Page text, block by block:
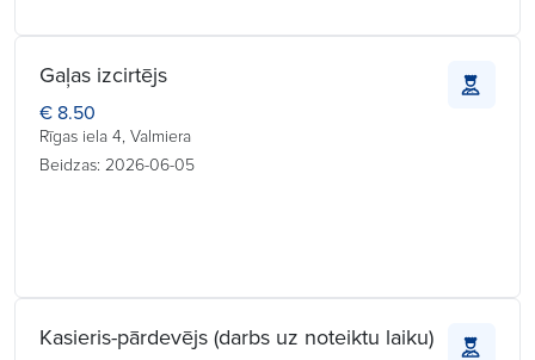
Gaļas izcirtējs
€ 8.50
Rīgas iela 4, Valmiera
Beidzas: 2026-06-05
Kasieris-pārdevējs (darbs uz noteiktu laiku)